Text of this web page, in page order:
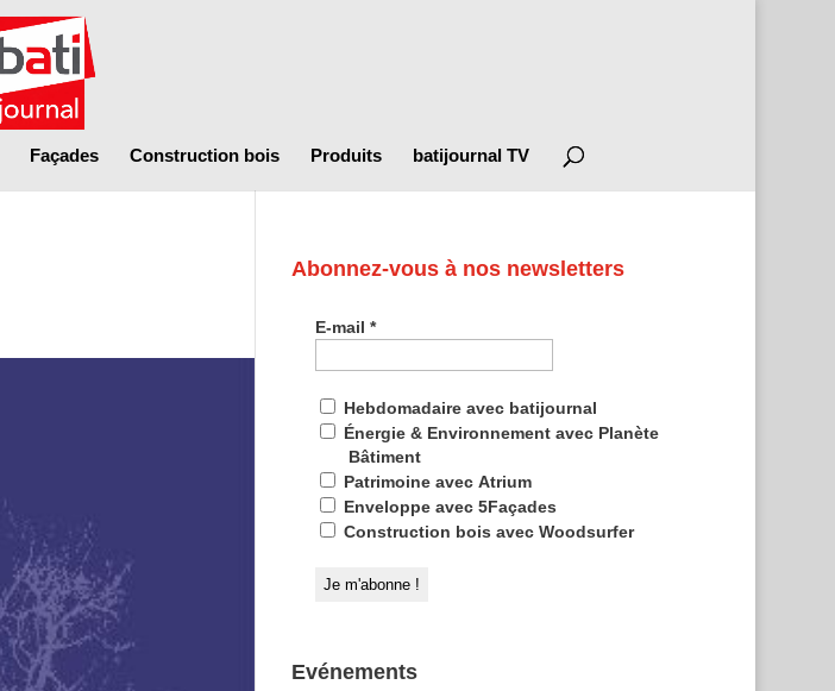
Façades Construction bois Produits batijournal TV
Abonnez-vous à nos newsletters
E-mail*
Hebdomadaire avec batijournal
Énergie & Environnement avec Planète
Bâtiment
Patrimoine avec Atrium
Enveloppe avec 5Façades
Construction bois avec Woodsurfer
Evénements